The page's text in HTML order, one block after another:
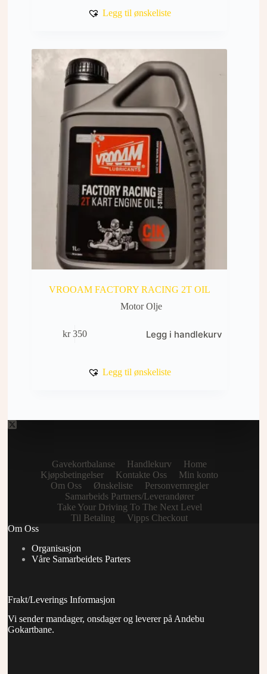
Legg til ønskeliste
VROOAM FACTORY RACING 2T OIL
Motor Olje
kr350 Legg i handlekurv
Legg til ønskeliste
Gavekortbalanse Handlekurv
Home
Kjøpsbetingelser
Kontakte Oss
Min konto
Om Oss
Ønskeliste
Personvernregler
Samarbeids Partners/Leverandører
Take Your Driving To The Next Level
Til Betaling
Vipps Checkout
Om Oss
Organisasjon
Våre Samarbeidets Parters
Frakt/Leverings Informasjon
Vi sender mandager, onsdager og leverer på Andebu
Gokartbane.